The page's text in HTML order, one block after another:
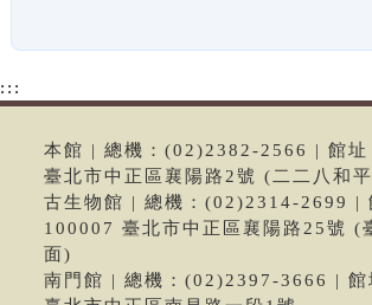
:::
本館 | 總機：(02)2382-2566 | 館址
臺北市中正區襄陽路2號 (二二八和
古生物館 | 總機：(02)2314-2699 |
100007 臺北市中正區襄陽路25號 (
面)
南門館 | 總機：(02)2397-3666 | 館